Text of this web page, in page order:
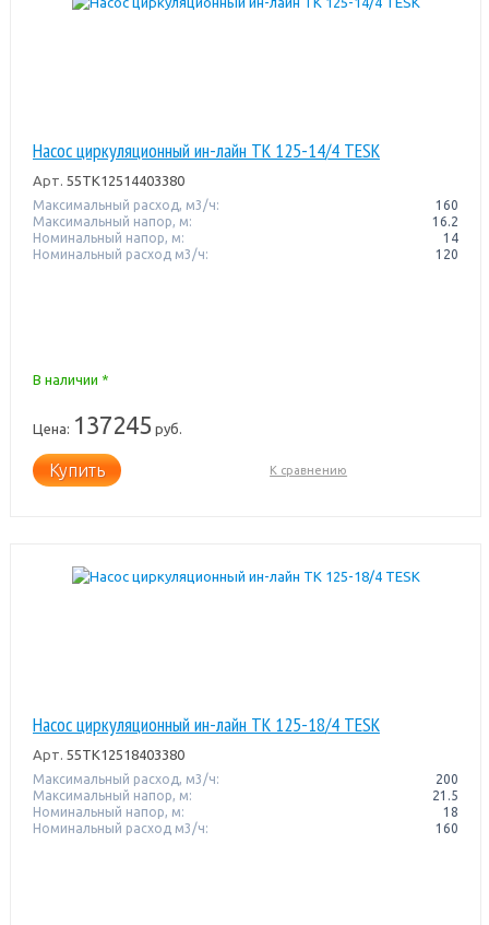
Насос циркуляционный ин-лайн TK 125-14/4 TESK
Арт. 55TK12514403380
Максимальный расход, м3/ч:
160
Максимальный напор, м:
16.2
Номинальный напор, м:
14
Номинальный расход м3/ч:
120
В наличии *
Цена: 137245 руб.
Купить К сравнению
Насос циркуляционный ин-лайн TK 125-18/4 TESK
Арт. 55TK12518403380
Максимальный расход, м3/ч:
200
Максимальный напор, м:
21.5
Номинальный напор, м:
18
Номинальный расход м3/ч:
160